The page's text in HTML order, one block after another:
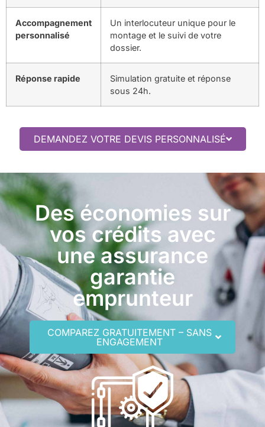
Accompagnement
personnalisé
Un interlocuteur unique pour le
montage et le suivi de votre
dossier.
Réponse rapide
Simulation gratuite et réponse
sous 24h.
DEMANDEZ VOTRE DEVIS PERSONNALISÉ
Des économies sur
vos crédits avec
une assurance
garantie
emprunteur
COMPAREZ GRATUITEMENT – SANS
ENGAGEMENT